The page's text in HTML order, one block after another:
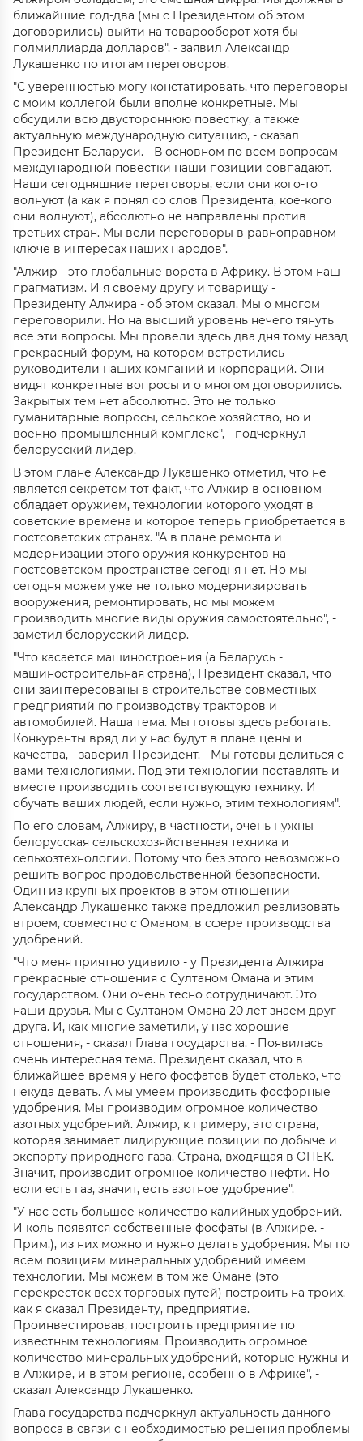
ближайшие год-два (мы с Президентом об этом
договорились) выйти на товарооборот хотя бы
полмиллиарда долларов", - заявил Александр
Лукашенко по итогам переговоров.
"С уверенностью могу констатировать, что переговоры
с моим коллегой были вполне конкретные. Мы
обсудили всю двустороннюю повестку, а также
актуальную международную ситуацию, - сказал
Президент Беларуси. - В основном по всем вопросам
международной повестки наши позиции совпадают.
Наши сегодняшние переговоры, если они кого-то
волнуют (а как я понял со слов Президента, кое-кого
они волнуют), абсолютно не направлены против
третьих стран. Мы вели переговоры в равноправном
ключе в интересах наших народов".
"Алжир - это глобальные ворота в Африку. В этом наш
прагматизм. И я своему другу и товарищу -
Президенту Алжира - об этом сказал. Мы о многом
переговорили. Но на высший уровень нечего тянуть
все эти вопросы. Мы провели здесь два дня тому назад
прекрасный форум, на котором встретились
руководители наших компаний и корпораций. Они
видят конкретные вопросы и о многом договорились.
Закрытых тем нет абсолютно. Это не только
гуманитарные вопросы, сельское хозяйство, но и
военно-промышленный комплекс", - подчеркнул
белорусский лидер.
В этом плане Александр Лукашенко отметил, что не
является секретом тот факт, что Алжир в основном
обладает оружием, технологии которого уходят в
советские времена и которое теперь приобретается в
постсоветских странах. "А в плане ремонта и
модернизации этого оружия конкурентов на
постсоветском пространстве сегодня нет. Но мы
сегодня можем уже не только модернизировать
вооружения, ремонтировать, но мы можем
производить многие виды оружия самостоятельно", -
заметил белорусский лидер.
"Что касается машиностроения (а Беларусь -
машиностроительная страна), Президент сказал, что
они заинтересованы в строительстве совместных
предприятий по производству тракторов и
автомобилей. Наша тема. Мы готовы здесь работать.
Конкуренты вряд ли у нас будут в плане цены и
качества, - заверил Президент. - Мы готовы делиться с
вами технологиями. Под эти технологии поставлять и
вместе производить соответствующую технику. И
обучать ваших людей, если нужно, этим технологиям".
По его словам, Алжиру, в частности, очень нужны
белорусская сельскохозяйственная техника и
сельхозтехнологии. Потому что без этого невозможно
решить вопрос продовольственной безопасности.
Один из крупных проектов в этом отношении
Александр Лукашенко также предложил реализовать
втроем, совместно с Оманом, в сфере производства
удобрений.
"Что меня приятно удивило - у Президента Алжира
прекрасные отношения с Султаном Омана и этим
государством. Они очень тесно сотрудничают. Это
наши друзья. Мы с Султаном Омана 20 лет знаем друг
друга. И, как многие заметили, у нас хорошие
отношения, - сказал Глава государства. - Появилась
очень интересная тема. Президент сказал, что в
ближайшее время у него фосфатов будет столько, что
некуда девать. А мы умеем производить фосфорные
удобрения. Мы производим огромное количество
азотных удобрений. Алжир, к примеру, это страна,
которая занимает лидирующие позиции по добыче и
экспорту природного газа. Страна, входящая в ОПЕК.
Значит, производит огромное количество нефти. Но
если есть газ, значит, есть азотное удобрение".
"У нас есть большое количество калийных удобрений.
И коль появятся собственные фосфаты (в Алжире. -
Прим.), из них можно и нужно делать удобрения. Мы по
всем позициям минеральных удобрений имеем
технологии. Мы можем в том же Омане (это
перекресток всех торговых путей) построить на троих,
как я сказал Президенту, предприятие.
Проинвестировав, построить предприятие по
известным технологиям. Производить огромное
количество минеральных удобрений, которые нужны и
в Алжире, и в этом регионе, особенно в Африке", -
сказал Александр Лукашенко.
Глава государства подчеркнул актуальность данного
вопроса в связи с необходимостью решения проблемы